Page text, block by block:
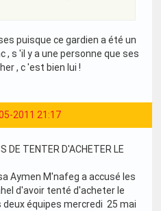
puisque ce gardien a été un
s 'il y a une personne que ses
, c 'est bien lui !
2011 21:17
DE TENTER D'ACHETER LE
Aymen M'nafeg a accusé les
d'avoir tenté d'acheter le
équipes mercredi 25 mai